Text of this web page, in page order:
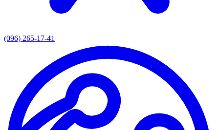
(096) 265-17-41